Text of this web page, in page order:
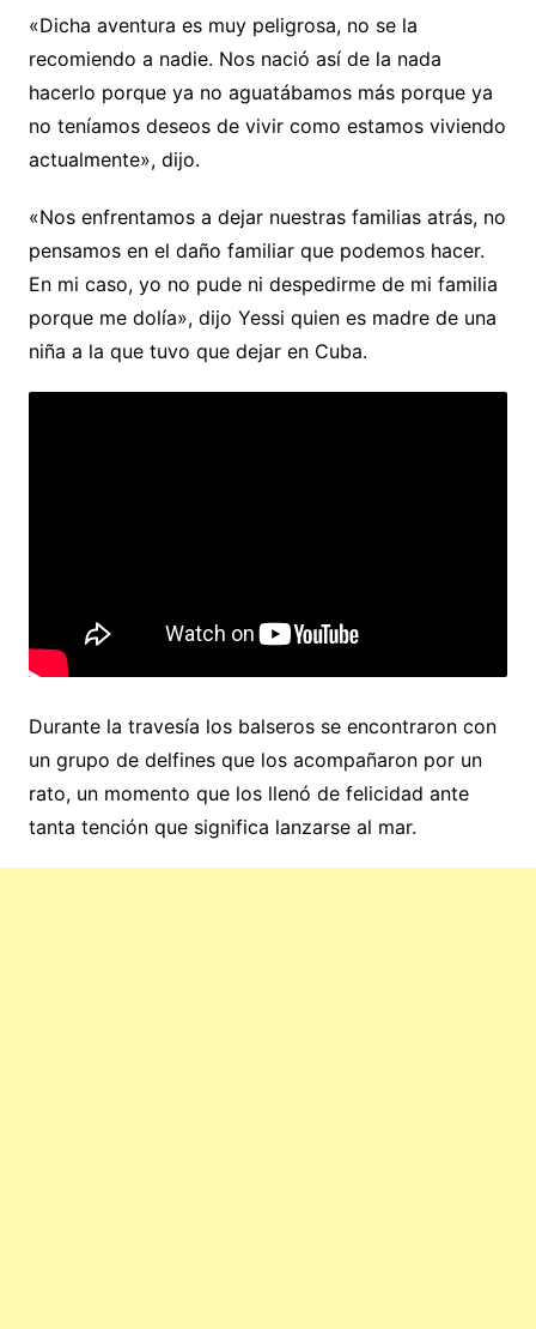
«Dicha aventura es muy peligrosa, no se la
recomiendo a nadie. Nos nació así de la nada
hacerlo porque ya no aguatábamos más porque ya
no teníamos deseos de vivir como estamos viviendo
actualmente», dijo.
«Nos enfrentamos a dejar nuestras familias atrás, no
pensamos en el daño familiar que podemos hacer.
En mi caso, yo no pude ni despedirme de mi familia
porque me dolía», dijo Yessi quien es madre de una
niña a la que tuvo que dejar en Cuba.
Durante la travesía los balseros se encontraron con
un grupo de delfines que los acompañaron por un
rato, un momento que los llenó de felicidad ante
tanta tención que significa lanzarse al mar.